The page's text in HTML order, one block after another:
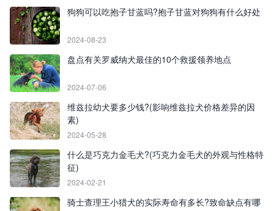
狗狗可以吃抱子甘蓝吗?抱子甘蓝对狗狗有什么好处
2024-08-23
盘点有关罗威纳犬最佳的10个救援领养地点
2024-07-06
维兹拉幼犬要多少钱?(影响维兹拉犬价格差异的因
素)
2024-05-28
什么是巧克力金毛犬?(巧克力金毛犬的外观与性格特
征)
2024-02-21
骑士查理王小猎犬的实际寿命有多长?致命缺点有哪